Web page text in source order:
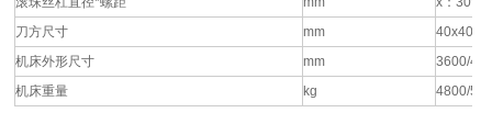
刀方尺寸
mm
40x40
机床外形尺寸
mm
3600/
机床重量
kg 4800/